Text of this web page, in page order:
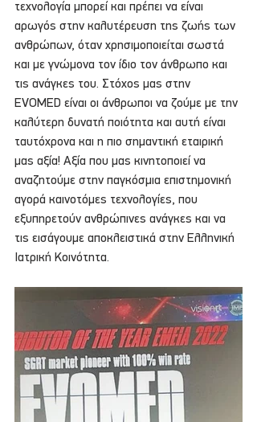
τεχνολογία μπορεί και πρέπει να είναι
αρωγός στην καλυτέρευση της ζωής των
ανθρώπων, όταν χρησιμοποιείται σωστά
και με γνώμονα τον ίδιο τον άνθρωπο και
τις ανάγκες του. Στόχος μας στην
EVOMED είναι οι άνθρωποι να ζούμε με την
καλύτερη δυνατή ποιότητα και αυτή είναι
ταυτόχρονα και η πιο σημαντική εταιρική
μας αξία! Αξία που μας κινητοποιεί να
αναζητούμε στην παγκόσμια επιστημονική
αγορά καινοτόμες τεχνολογίες, που
εξυπηρετούν ανθρώπινες ανάγκες και να
τις εισάγουμε αποκλειστικά στην Ελληνική
Ιατρική Κοινότητα.